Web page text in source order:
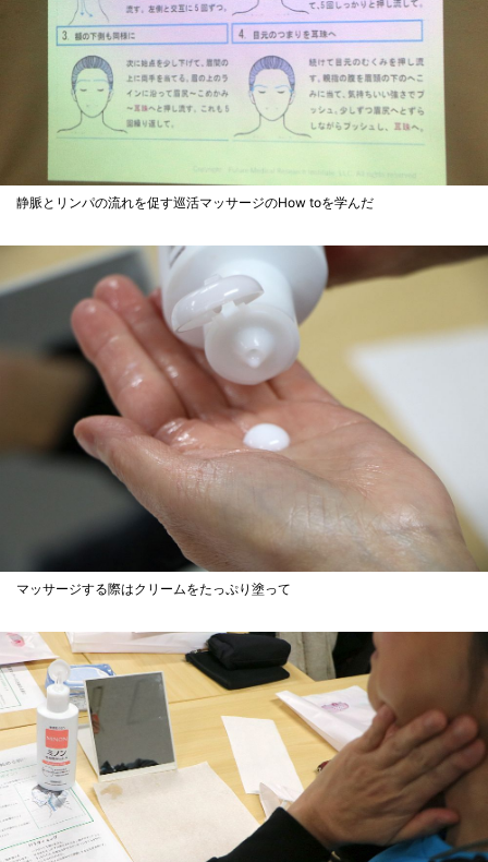
静脈とリンパの流れを促す巡活マッサージのHow toを学んだ
マッサージする際はクリームをたっぷり塗って